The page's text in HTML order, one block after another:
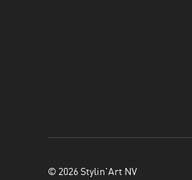
© 2026 Stylin'Art NV